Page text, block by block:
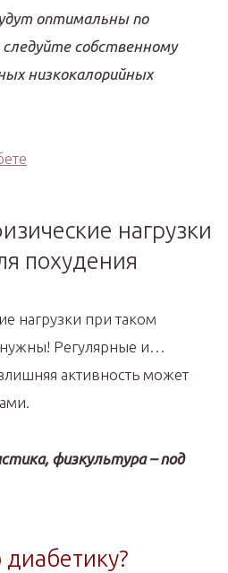
оптимальны по
собственному
низкокалорийных
нагрузки
похудения
нагрузки при таком
Регулярные и…
активность может
физкультура – под